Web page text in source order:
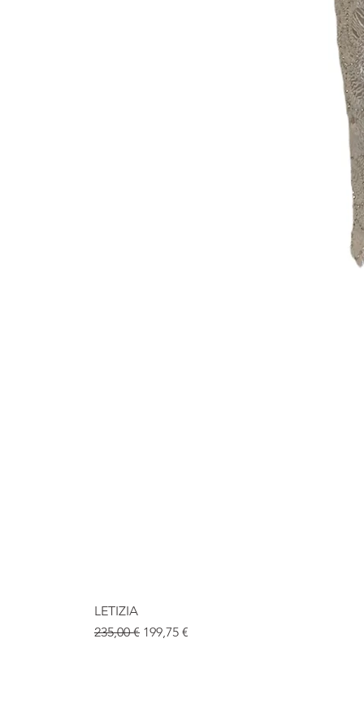
LETIZIA
Standardpreis
235,00 € Sale-Preis
199,75 €